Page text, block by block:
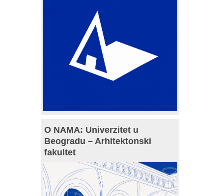
O NAMA: Univerzitet u
Beogradu – Arhitektonski
fakultet